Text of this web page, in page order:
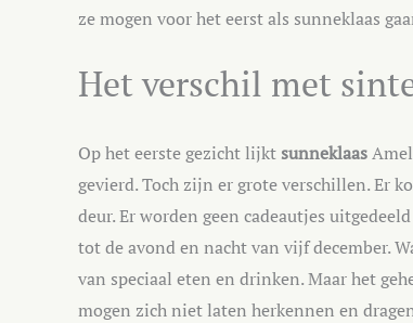
ze mogen voor het eerst als sunneklaas
Het verschil met
Op het eerste gezicht lijkt sunneklaas
gevierd. Toch zijn er grote verschillen. Er
deur. Er worden geen cadeautjes
tot de avond en nacht van vijf december.
van speciaal eten en drinken. Maar het
mogen zich niet laten herkennen en